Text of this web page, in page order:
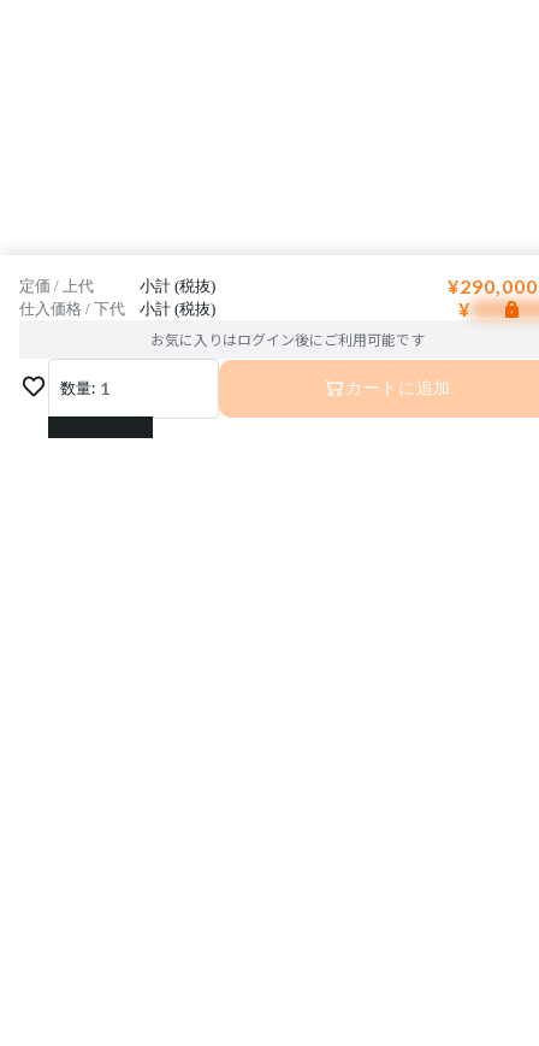
定価 / 上代 小計 (税抜)
仕入価格 / 下代 小計 (税抜) ¥
お気に入りはログイン後にご利用可能です
数量: 1
1
カートに追加